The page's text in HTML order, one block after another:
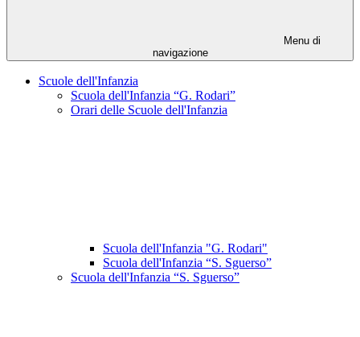
Menu di
navigazione
Scuole dell'Infanzia
Scuola dell'Infanzia “G. Rodari”
Orari delle Scuole dell'Infanzia
Scuola dell'Infanzia "G. Rodari"
Scuola dell'Infanzia “S. Sguerso”
Scuola dell'Infanzia “S. Sguerso”